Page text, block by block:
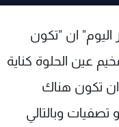
اليوم" ان "تكون
عين الحلوة كناية
تكون هناك
تصفيات وبالتالي